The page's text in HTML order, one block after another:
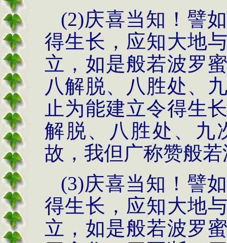
(2)庆喜当知！譬
得生长，应知大地
立，如是般若波罗
八解脱、八胜处、
止为能建立令得生
解脱、八胜处、九
故，我但广称赞般
(3)庆喜当知！譬
得生长，应知大地
立，如是般若波罗